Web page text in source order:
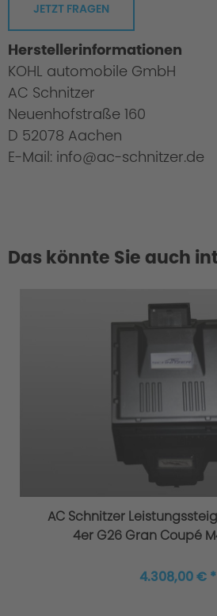
JETZT FRAGEN
Herstellerinformationen
KOHL automobile GmbH
AC Schnitzer
Neuenhofstraße 160
D 52078 Aachen
E-Mail: info@ac-schnitzer.de
Das könnte Sie auch
AC Schnitzer
4er G26 Gran Coupé
4.308,00 € *